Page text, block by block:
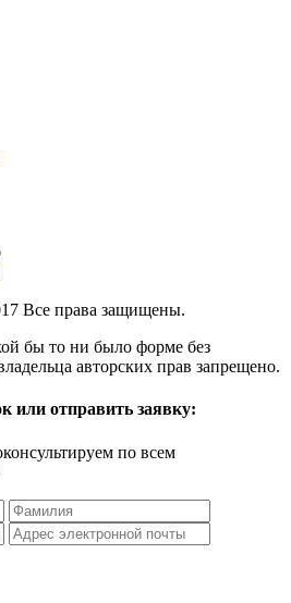
Все права защищены.
бы то ни было форме без
авторских прав запрещено.
или отправить заявку:
по всем